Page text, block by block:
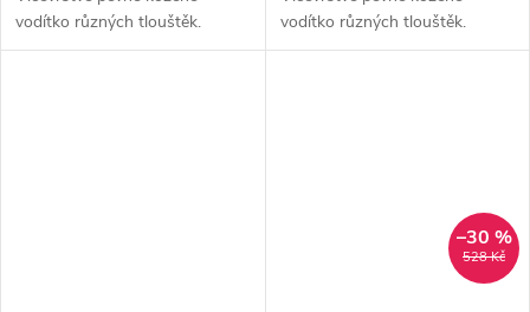
vodítko různých tlouštěk.
vodítko různých tlouštěk.
528 Kč
–30 %